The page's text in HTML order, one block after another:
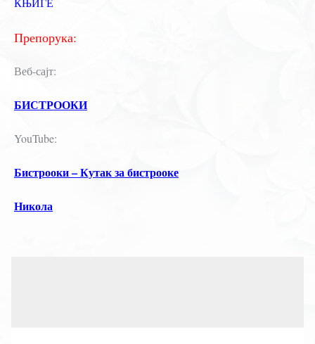
Препорука:
Веб-сајт:
БИСТРООКИ
YouTube:
Бистрооки – Кутак за бистрооке
Никола